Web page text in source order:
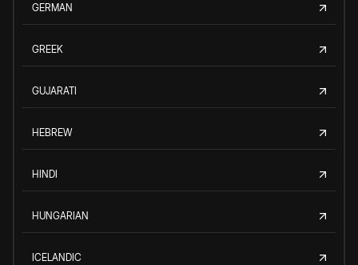
GERMAN
GREEK
GUJARATI
HEBREW
HINDI
HUNGARIAN
ICELANDIC